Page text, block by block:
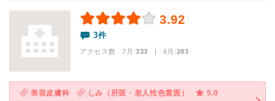
3.92
3件
アクセス数 7月:333 | 6月:283
美容皮膚科 しみ（肝斑・老人性色素斑）
5.0